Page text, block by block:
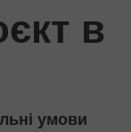
в
умови